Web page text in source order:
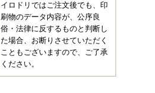
イロドリではご注文後でも、印
刷物のデータ内容が、公序良
俗・法律に反するものと判断し
た場合、お断りさせていただく
こともございますので、ご了承
ください。